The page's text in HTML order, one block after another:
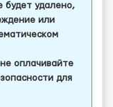
будет удалено,
или
оплачивайте
для